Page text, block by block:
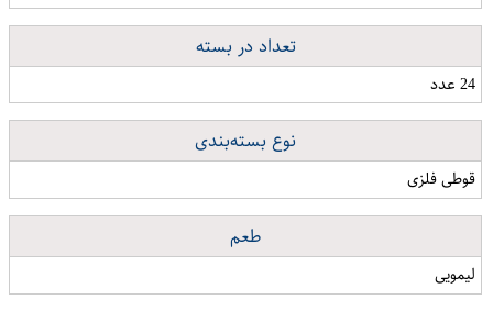
تعداد در بسته
24 عدد
نوع بسته‌بندی
قوطی فلزی
طعم
لیمویی